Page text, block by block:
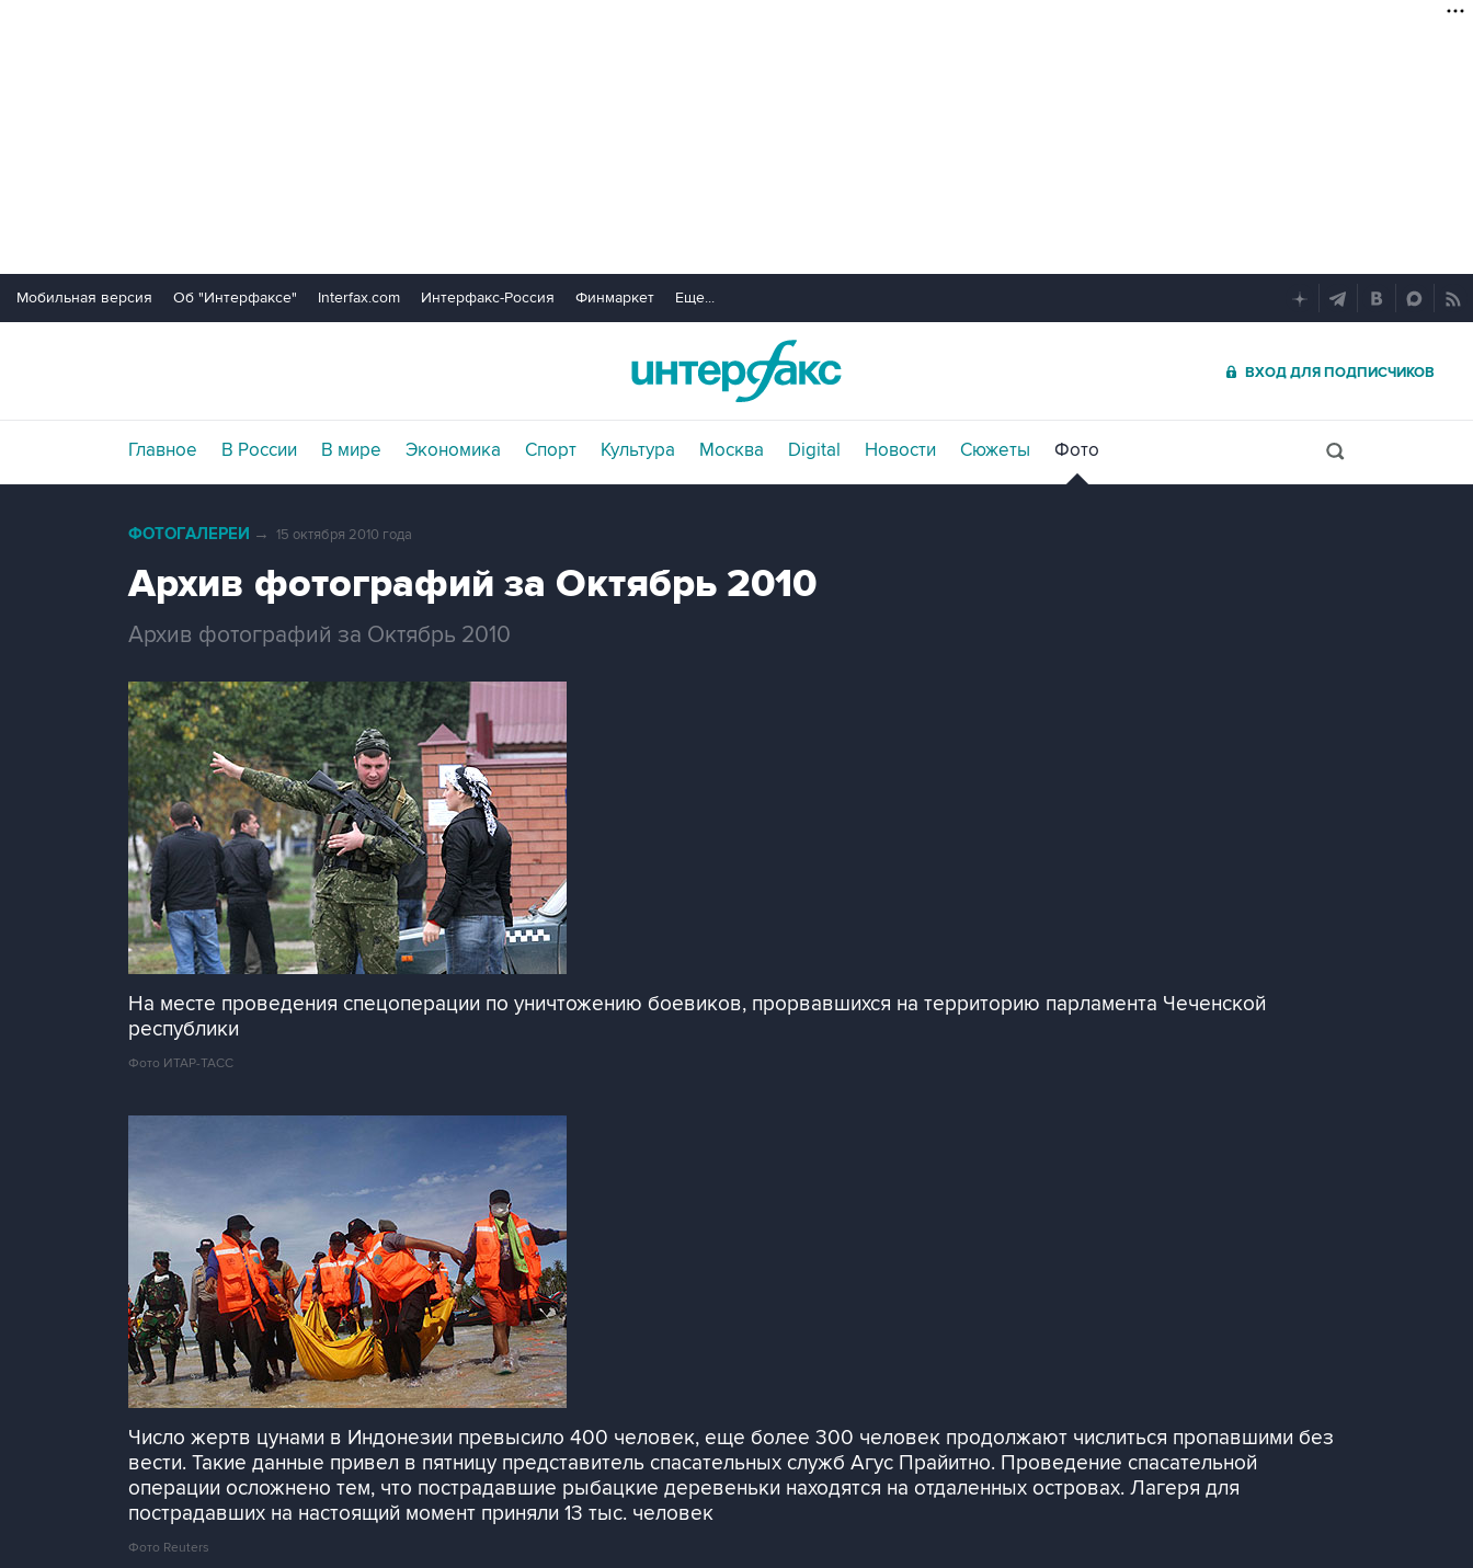
Мобильная версия Об "Интерфаксе" Interfax.com Интерфакс-Россия Финмаркет Еще...
ВХОД ДЛЯ ПОДПИСЧИКОВ
Главное В России В мире Экономика Спорт Культура Москва Digital Новости Сюжеты Фото
ФОТОГАЛЕРЕИ → 15 октября 2010 года
Архив фотографий за Октябрь 2010
Архив фотографий за Октябрь 2010
На месте проведения спецоперации по уничтожению боевиков, прорвавшихся на территорию парламента Чеченской
республики
Фото ИТАР-ТАСС
Число жертв цунами в Индонезии превысило 400 человек, еще более 300 человек продолжают числиться пропавшими без
вести. Такие данные привел в пятницу представитель спасательных служб Агус Прайитно. Проведение спасательной
операции осложнено тем, что пострадавшие рыбацкие деревеньки находятся на отдаленных островах. Лагеря для
пострадавших на настоящий момент приняли 13 тыс. человек
Фото Reuters